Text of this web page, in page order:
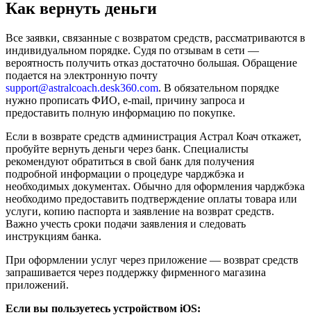
Как вернуть деньги
Все заявки, связанные с возвратом средств, рассматриваются в
индивидуальном порядке. Судя по отзывам в сети —
вероятность получить отказ достаточно большая. Обращение
подается на электронную почту
support@astralcoach.desk360.com. В обязательном порядке
нужно прописать ФИО, e-mail, причину запроса и
предоставить полную информацию по покупке.
Если в возврате средств администрация Астрал Коач откажет,
пробуйте вернуть деньги через банк. Специалисты
рекомендуют обратиться в свой банк для получения
подробной информации о процедуре чарджбэка и
необходимых документах. Обычно для оформления чарджбэка
необходимо предоставить подтверждение оплаты товара или
услуги, копию паспорта и заявление на возврат средств.
Важно учесть сроки подачи заявления и следовать
инструкциям банка.
При оформлении услуг через приложение — возврат средств
запрашивается через поддержку фирменного магазина
приложений.
Если вы пользуетесь устройством iOS: